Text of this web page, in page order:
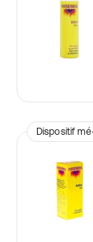
Dispositif